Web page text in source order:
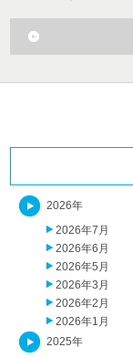
2026年
2026年7月
2026年6月
2026年5月
2026年3月
2026年2月
2026年1月
2025年